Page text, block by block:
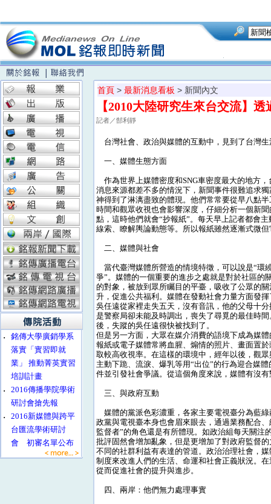
‧
銘傳大學廣銷學系
落實「實習即就
業」 推動菁英實習
培訓計畫
‧
2016傳播學院學術
研討會搶先報
‧
2016新媒體與跨平
台匯流學術研討
會 初審名單公布
首頁 > 最新消息看板 > 新聞內文
【2010大陸研究生來台交流】
記者／郜利靜
台灣社會、政治與媒體的互動中，見到了台灣
一、媒體生態方面
作為世界上媒體密度和SNG車密度最大的地方
消息來源都差不多的情況下，新聞事件很難追求
神得到了淋漓盡致的體現。他們常常要從早八點
時間和觀眾收視也會影響深度，仔細分析一個新
點，這時他們就會“抄報紙”。每天早上記者都會
線索、瞭解輿論動態等。所以報紙雖然逐漸式微
二、媒體與社會
當代臺灣媒體所營造的情境特徵，可以說是“環
爭”。媒體的一個重要的進步之處就是對於社區
的對象，被放到眾所矚目的平臺，吸收了公眾的
升，促進公共福利。媒體在發動社會力量方面發
吳任遠從家裡走失五天，沒有音訊，他的父母十
是警察局卻未能及時調出，喪失了尋覓的最佳時
後，失蹤的吳任遠很快被找到了。
但是另一方面，大眾在媒介消費的語境下成為媒
報紙或電子媒體常將血腥、煽情的照片、畫面置
取較高收視率。在這樣的環境中，經年以後，觀
主動下跪、流淚、爆乳等用“出位”的行為迎合媒
件並引發社會爭議。從這個角度來說，媒體有沒
三、與政府互動
媒體的黨派色彩濃重，各家主要電視臺分為藍
政黨與電視臺本身也會眉來眼去，通過業務配合
監督者”的角色還是有所體現。如政治組每天關
批評固然會增加亂象，但是更增加了對政府監督
不同的社群利益有表達的管道。政治治理社會，
制度來改進人們的生活、命運和社會正義狀況。
從而促進社會的提升與進步。
四、兩岸：他們無力處理事實